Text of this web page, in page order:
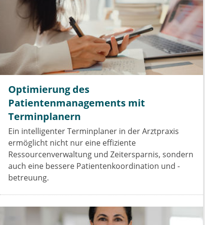
Optimierung des
Patientenmanagements mit
Terminplanern
Ein intelligenter Terminplaner in der Arztpraxis
ermöglicht nicht nur eine effiziente
Ressourcenverwaltung und Zeitersparnis, sondern
auch eine bessere Patientenkoordination und -
betreuung.